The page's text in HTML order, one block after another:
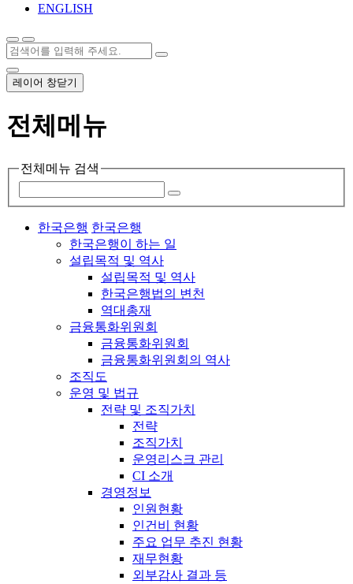
ENGLISH
레이어 창닫기
전체메뉴
전체메뉴 검색
한국은행 한국은행
한국은행이 하는 일
설립목적 및 역사
설립목적 및 역사
한국은행법의 변천
역대총재
금융통화위원회
금융통화위원회
금융통화위원회의 역사
조직도
운영 및 법규
전략 및 조직가치
전략
조직가치
운영리스크 관리
CI 소개
경영정보
인원현황
인건비 현황
주요 업무 추진 현황
재무현황
외부감사 결과 등